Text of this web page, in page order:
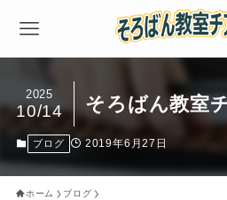
そろばん教室
2025
10/14
ブログ 2019年6月27日
ホーム ブログ